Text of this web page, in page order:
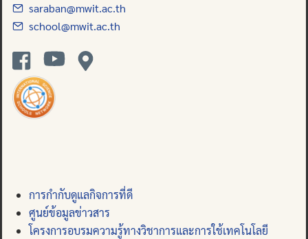
saraban@mwit.ac.th
school@mwit.ac.th
การกำกับดูแลกิจการที่ดี
ศูนย์ข้อมูลข่าวสาร
โครงการอบรมความรู้ทางวิชาการและการใช้เทคโนโลยี